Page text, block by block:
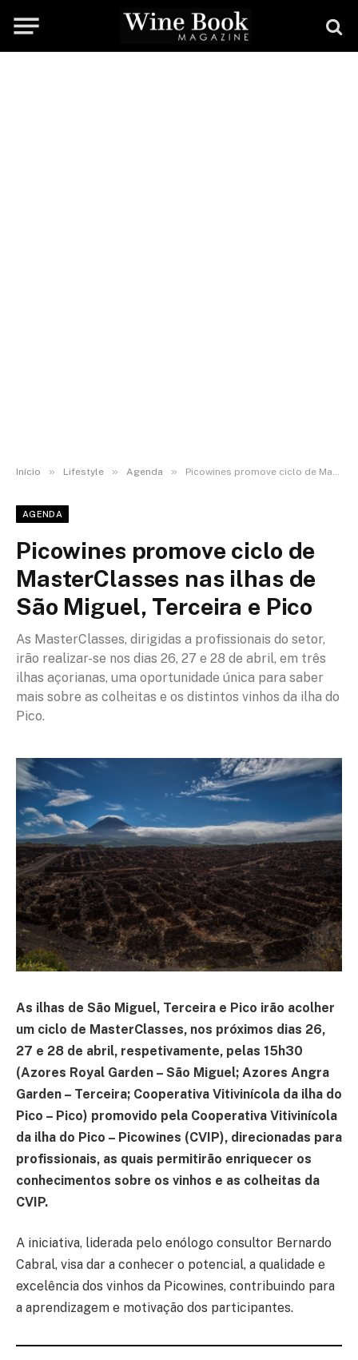
Início » Lifestyle » Agenda » Picowines promove ciclo de MasterClasses nas ilhas de São Miguel, Terceira e Pico
AGENDA
Picowines promove ciclo de
MasterClasses nas ilhas de
São Miguel, Terceira e Pico
As MasterClasses, dirigidas a profissionais do setor,
irão realizar-se nos dias 26, 27 e 28 de abril, em três
ilhas açorianas, uma oportunidade única para saber
mais sobre as colheitas e os distintos vinhos da ilha do
Pico.
As ilhas de São Miguel, Terceira e Pico irão acolher
um ciclo de MasterClasses, nos próximos dias 26,
27 e 28 de abril, respetivamente, pelas 15h30
(Azores Royal Garden – São Miguel; Azores Angra
Garden – Terceira; Cooperativa Vitivinícola da ilha do
Pico – Pico) promovido pela Cooperativa Vitivinícola
da ilha do Pico – Picowines (CVIP), direcionadas para
profissionais, as quais permitirão enriquecer os
conhecimentos sobre os vinhos e as colheitas da
CVIP.
A iniciativa, liderada pelo enólogo consultor Bernardo
Cabral, visa dar a conhecer o potencial, a qualidade e
excelência dos vinhos da Picowines, contribuindo para
a aprendizagem e motivação dos participantes.